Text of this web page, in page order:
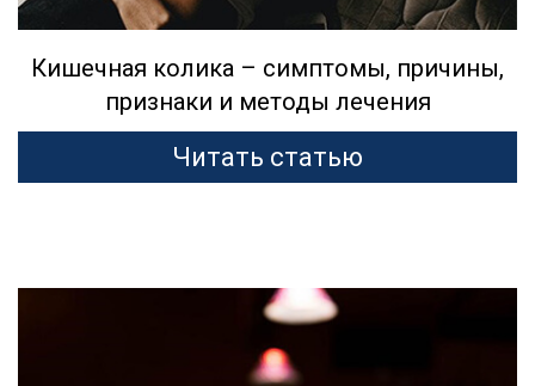
Кишечная колика – симптомы, причины,
признаки и методы лечения
Читать статью